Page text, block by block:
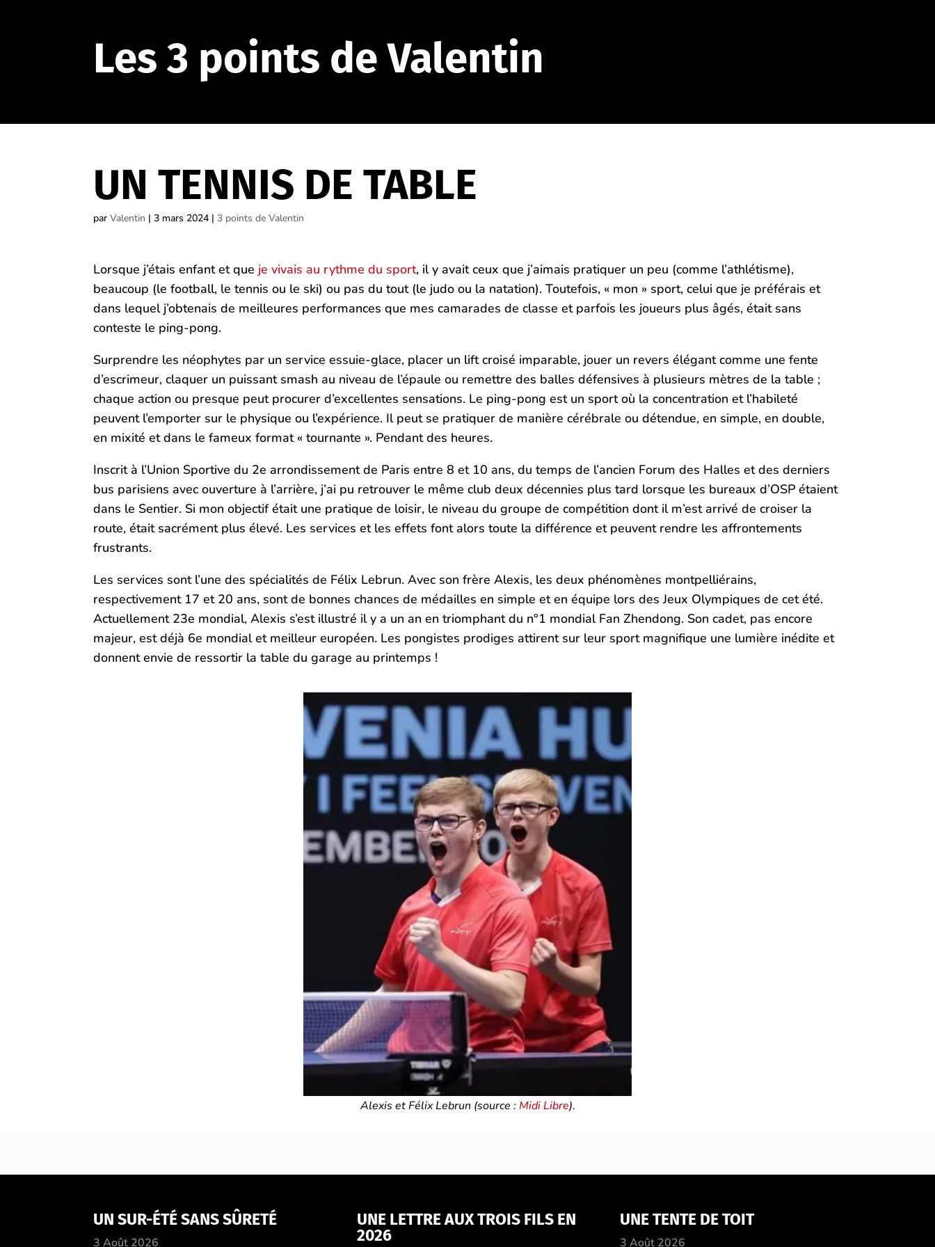
Les 3 points de Valentin
UN TENNIS DE TABLE
parValentin |3 mars 2024 |3 points de Valentin
Lorsque j’étais enfant et que je vivais au rythme du sport, il y avait ceux que j’aimais pratiquer un peu (comme l’athlétisme),
beaucoup (le football, le tennis ou le ski) ou pas du tout (le judo ou la natation). Toutefois, « mon » sport, celui que je préférais et
dans lequel j’obtenais de meilleures performances que mes camarades de classe et parfois les joueurs plus âgés, était sans
conteste le ping-pong.
Surprendre les néophytes par un service essuie-glace, placer un lift croisé imparable, jouer un revers élégant comme une fente
d’escrimeur, claquer un puissant smash au niveau de l’épaule ou remettre des balles défensives à plusieurs mètres de la table ;
chaque action ou presque peut procurer d’excellentes sensations. Le ping-pong est un sport où la concentration et l’habileté
peuvent l’emporter sur le physique ou l’expérience. Il peut se pratiquer de manière cérébrale ou détendue, en simple, en double,
en mixité et dans le fameux format « tournante ». Pendant des heures.
Inscrit à l’Union Sportive du 2e arrondissement de Paris entre 8 et 10 ans, du temps de l’ancien Forum des Halles et des derniers
bus parisiens avec ouverture à l’arrière, j’ai pu retrouver le même club deux décennies plus tard lorsque les bureaux d’OSP étaient
dans le Sentier. Si mon objectif était une pratique de loisir, le niveau du groupe de compétition dont il m’est arrivé de croiser la
route, était sacrément plus élevé. Les services et les effets font alors toute la différence et peuvent rendre les affrontements
frustrants.
Les services sont l’une des spécialités de Félix Lebrun. Avec son frère Alexis, les deux phénomènes montpelliérains,
respectivement 17 et 20 ans, sont de bonnes chances de médailles en simple et en équipe lors des Jeux Olympiques de cet été.
Actuellement 23e mondial, Alexis s’est illustré il y a un an en triomphant du n°1 mondial Fan Zhendong. Son cadet, pas encore
majeur, est déjà 6e mondial et meilleur européen. Les pongistes prodiges attirent sur leur sport magnifique une lumière inédite et
donnent envie de ressortir la table du garage au printemps !
Alexis et Félix Lebrun (source : Midi Libre).
UN SUR-ÉTÉ SANS SÛRETÉ
3 Août 2026
UNE LETTRE AUX TROIS FILS EN
2026
UNE TENTE DE TOIT
3 Août 2026